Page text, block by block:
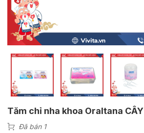
Tăm chỉ nha khoa Oraltana CÂY
Đã bán 1